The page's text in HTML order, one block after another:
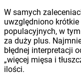
W samych
uwzględniono
populacyjnych, w
za duży plus.
błędnej interpretacji
„więcej mięsa i
ilości.